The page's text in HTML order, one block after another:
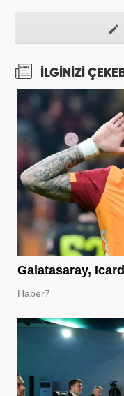
İLGİNİZİ
Galatasaray,
Haber7